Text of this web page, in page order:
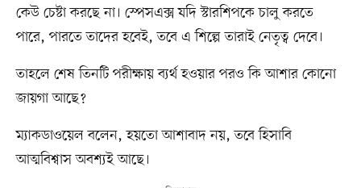
কেউ চেষ্টা করছে না। স্পেসএক্স যদি স্টারশিপকে চালু করতে
পারে, পারতে তাদের হবেই, তবে এ শিল্পে তারাই নেতৃত্ব দেবে।
তাহলে শেষ তিনটি পরীক্ষায় ব্যর্থ হওয়ার পরও কি আশার কোনো
জায়গা আছে?
ম্যাকডাওয়েল বলেন, হয়তো আশাবাদ নয়, তবে হিসাবি
আত্মবিশ্বাস অবশ্যই আছে।